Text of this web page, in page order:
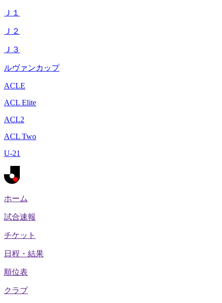
Ｊ１
Ｊ２
Ｊ３
ルヴァンカップ
ACLE
ACL Elite
ACL2
ACL Two
U-21
ホーム
試合速報
チケット
日程・結果
順位表
クラブ